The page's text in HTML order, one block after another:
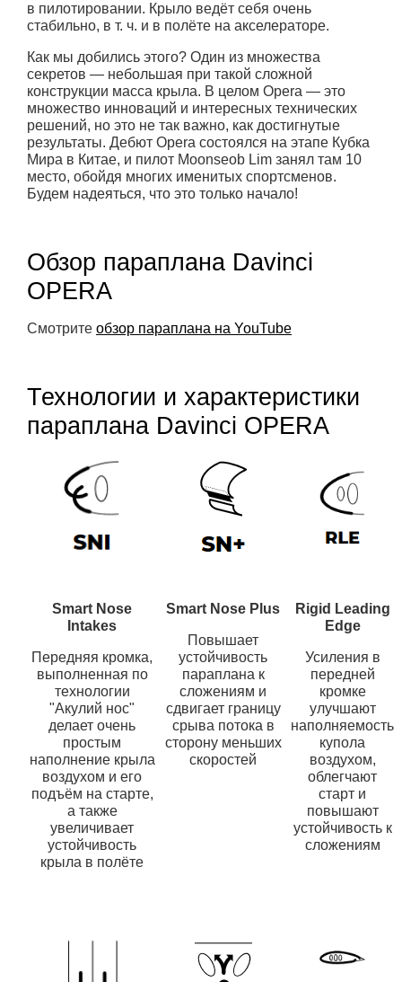
в пилотировании. Крыло ведёт себя очень
стабильно, в т. ч. и в полёте на акселераторе.
Как мы добились этого? Один из множества
секретов — небольшая при такой сложной
конструкции масса крыла. В целом Opera — это
множество инноваций и интересных технических
решений, но это не так важно, как достигнутые
результаты. Дебют Opera состоялся на этапе Кубка
Мира в Китае, и пилот Moonseob Lim занял там 10
место, обойдя многих именитых спортсменов.
Будем надеяться, что это только начало!
Обзор параплана Davinci
OPERA
Смотрите обзор параплана на YouTube
Технологии и характеристики
параплана Davinci OPERA
Smart Nose
Intakes
Передняя кромка,
выполненная по
технологии
"Акулий нос"
делает очень
простым
наполнение крыла
воздухом и его
подъём на старте,
а также
увеличивает
устойчивость
крыла в полёте
Smart Nose Plus
Повышает
устойчивость
параплана к
сложениям и
сдвигает границу
срыва потока в
сторону меньших
скоростей
Rigid Leading
Edge
Усиления в
передней
кромке
улучшают
наполняемость
купола
воздухом,
облегчают
старт и
повышают
устойчивость к
сложениям